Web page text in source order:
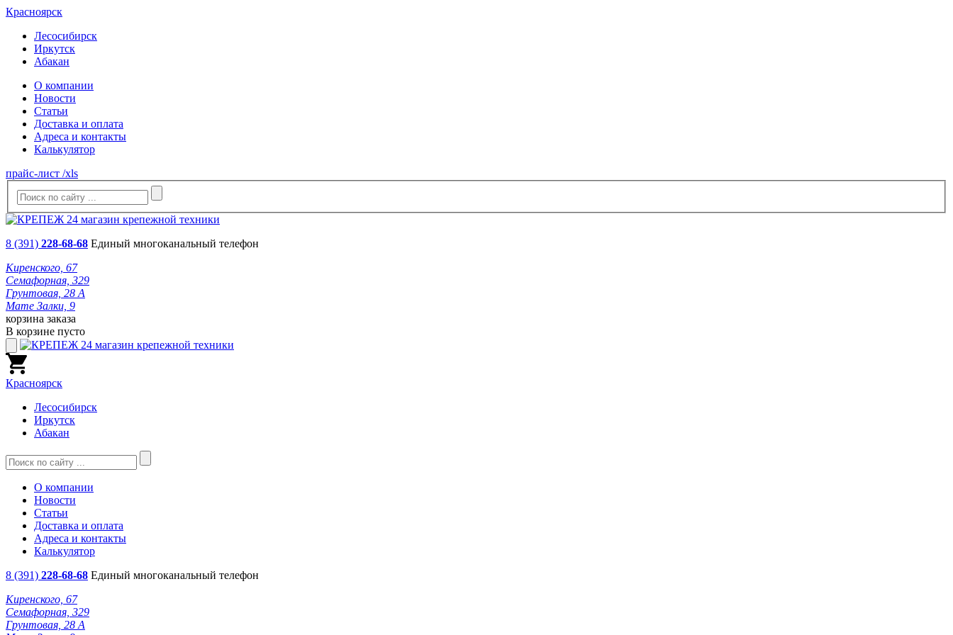
Красноярск
Лесосибирск
Иркутск
Абакан
О компании
Новости
Статьи
Доставка и оплата
Адреса и контакты
Калькулятор
прайс-лист /xls
8 (391) 228-68-68 Единый многоканальный телефон
Киренского, 67
Семафорная, 329
Грунтовая, 28 А
Мате Залки, 9
корзина заказа
В корзине пусто
Красноярск
Лесосибирск
Иркутск
Абакан
О компании
Новости
Статьи
Доставка и оплата
Адреса и контакты
Калькулятор
8 (391) 228-68-68 Единый многоканальный телефон
Киренского, 67
Семафорная, 329
Грунтовая, 28 А